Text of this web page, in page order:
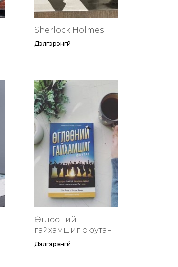
Sherlock Holmes
Дэлгэрэнгүй
Өглөөний
гайхамшиг оюутан
Дэлгэрэнгүй